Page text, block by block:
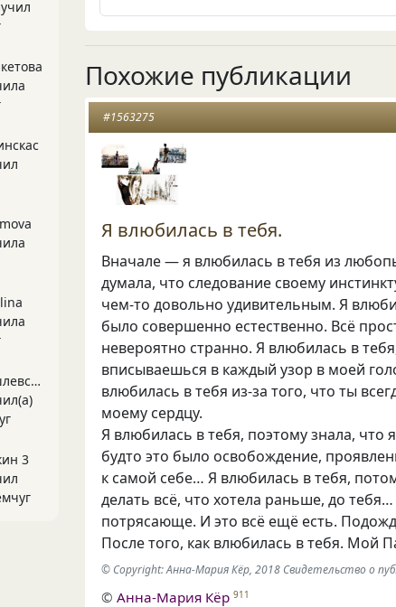
Похожие публикации
#1563275
Я влюбилась в тебя.
Вначале — я влюбилась в тебя из
думала, что следование своему
чем-то довольно удивительным. Я
было совершенно естественно. Всё
невероятно странно. Я влюбилась в
вписываешься в каждый узор в моей
влюбилась в тебя из-за того, что ты
моему сердцу.
Я влюбилась в тебя, поэтому знала, что
будто это было освобождение,
к самой себе… Я влюбилась в тебя,
делать всё, что хотела раньше, до
потрясающе. И это всё ещё есть.
После того, как влюбилась в тебя. Мой
© Copyright: Анна-Мария Кёр, 2018 Свидетельство о
©Анна-Мария Кёр 911
Елена Шишлевская
3